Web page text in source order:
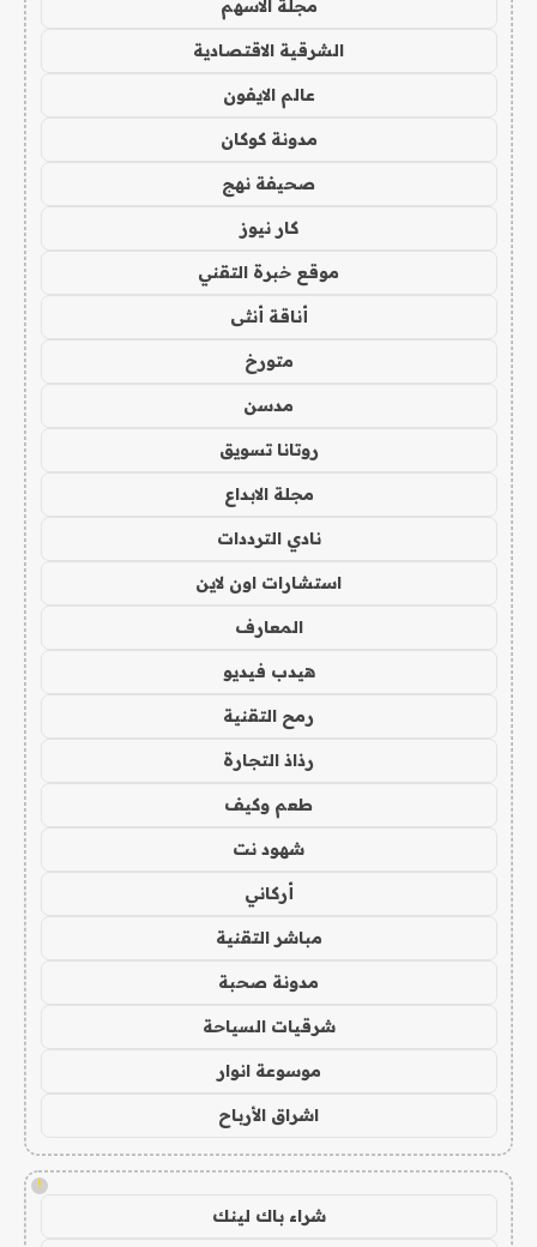
مجلة الاسهم
الشرقية الاقتصادية
عالم الايفون
مدونة كوكان
صحيفة نهج
كار نيوز
موقع خبرة التقني
أناقة أنثى
متورخ
مدسن
روتانا تسويق
مجلة الابداع
نادي الترددات
استشارات اون لاين
المعارف
هيدب فيديو
رمح التقنية
رذاذ التجارة
طعم وكيف
شهود نت
أركاني
مباشر التقنية
مدونة صحبة
شرقيات السياحة
موسوعة انوار
اشراق الأرباح
!
شراء باك لينك